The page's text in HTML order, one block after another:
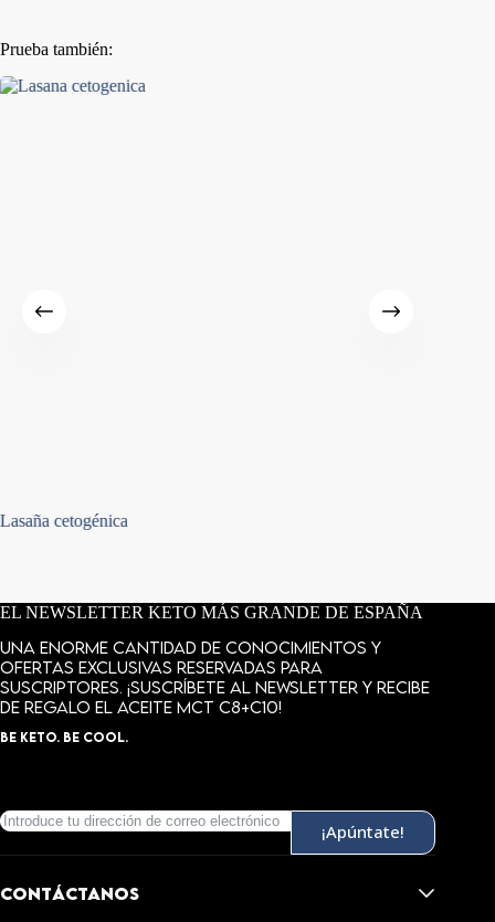
Prueba también:
Lasaña cetogénica
EL NEWSLETTER KETO MÁS GRANDE DE ESPAÑA
Una enorme cantidad de conocimientos y
ofertas exclusivas reservadas para
suscriptores. ¡Suscríbete al newsletter y recibe
de regalo el aceite MCT C8+C10!
BE KETO. BE COOL.
¡Apúntate!
CONTÁCTANOS